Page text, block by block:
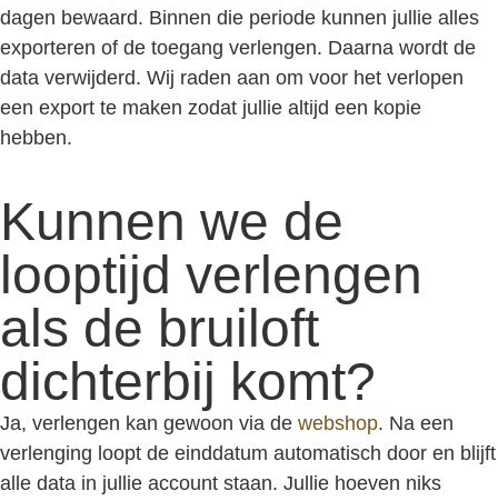
dagen bewaard. Binnen die periode kunnen jullie alles
exporteren of de toegang verlengen. Daarna wordt de
data verwijderd. Wij raden aan om voor het verlopen
een export te maken zodat jullie altijd een kopie
hebben.
Kunnen we de
looptijd verlengen
als de bruiloft
dichterbij komt?
Ja, verlengen kan gewoon via de webshop. Na een
verlenging loopt de einddatum automatisch door en blijft
alle data in jullie account staan. Jullie hoeven niks